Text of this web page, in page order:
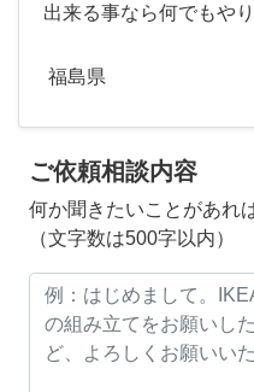
出来る事なら何でもやり
福島県
ご依頼相談内容
何か聞きたいことがあれ
（文字数は500字以内）